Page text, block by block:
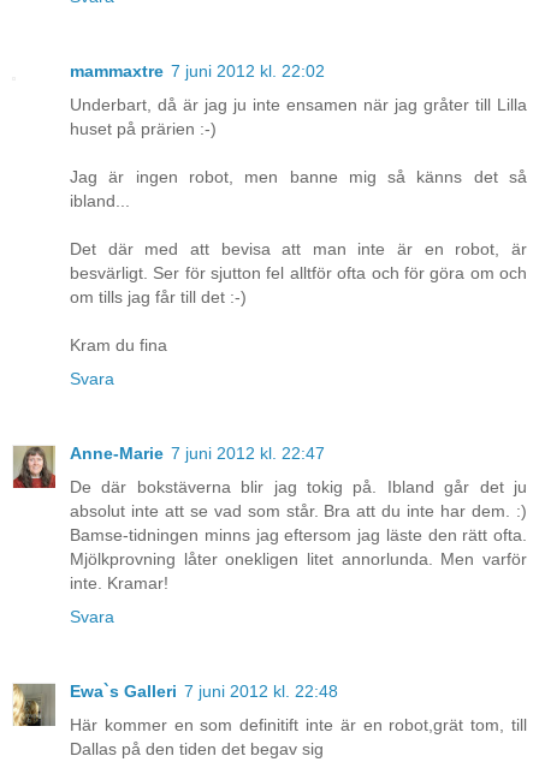
mammaxtre 7 juni 2012 kl. 22:02
Underbart, då är jag ju inte ensamen när jag gråter till Lilla
huset på prärien :-)
Jag är ingen robot, men banne mig så känns det så
ibland...
Det där med att bevisa att man inte är en robot, är
besvärligt. Ser för sjutton fel alltför ofta och för göra om och
om tills jag får till det :-)
Kram du fina
Svara
Anne-Marie 7 juni 2012 kl. 22:47
De där bokstäverna blir jag tokig på. Ibland går det ju
absolut inte att se vad som står. Bra att du inte har dem. :)
Bamse-tidningen minns jag eftersom jag läste den rätt ofta.
Mjölkprovning låter onekligen litet annorlunda. Men varför
inte. Kramar!
Svara
Ewa`s Galleri 7 juni 2012 kl. 22:48
Här kommer en som definitift inte är en robot,grät tom, till
Dallas på den tiden det begav sig